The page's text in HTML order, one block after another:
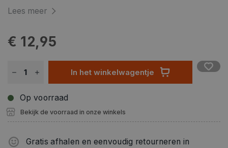
Zoals gebruikelijk zijn er de schatzoekende dwergen,
Lees meer
€ 12,95
In het winkelwagentje
Op voorraad
Bekijk de voorraad in onze winkels
Gratis afhalen en eenvoudig retourneren in